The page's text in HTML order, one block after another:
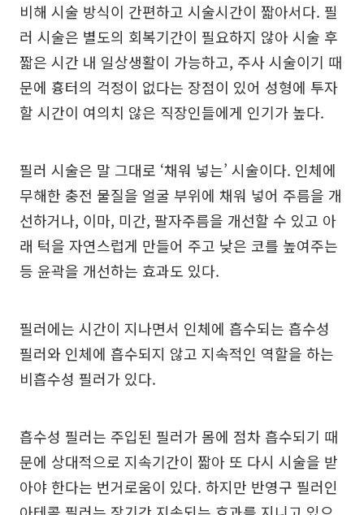
비해 시술 방식이 간편하고 시술시간이 짧아서다. 필
러 시술은 별도의 회복기간이 필요하지 않아 시술 후
짧은 시간 내 일상생활이 가능하고, 주사 시술이기 때
문에 흉터의 걱정이 없다는 장점이 있어 성형에 투자
할 시간이 여의치 않은 직장인들에게 인기가 높다.
필러 시술은 말 그대로 ‘채워 넣는’ 시술이다. 인체에
무해한 충전 물질을 얼굴 부위에 채워 넣어 주름을 개
선하거나, 이마, 미간, 팔자주름을 개선할 수 있고 아
래 턱을 자연스럽게 만들어 주고 낮은 코를 높여주는
등 윤곽을 개선하는 효과도 있다.
필러에는 시간이 지나면서 인체에 흡수되는 흡수성
필러와 인체에 흡수되지 않고 지속적인 역할을 하는
비흡수성 필러가 있다.
흡수성 필러는 주입된 필러가 몸에 점차 흡수되기 때
문에 상대적으로 지속기간이 짧아 또 다시 시술을 받
아야 한다는 번거로움이 있다. 하지만 반영구 필러인